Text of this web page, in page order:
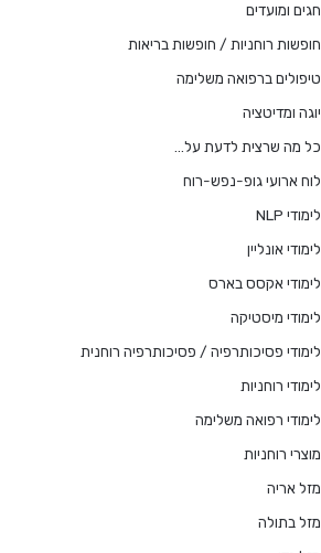
חגים ומועדים
חופשות רוחניות / חופשות בריאות
טיפולים ברפואה משלימה
יוגה ומדיטציה
כל מה שרצית לדעת על…
לוח ארועי גופ-נפש-רוח
לימודי NLP
לימודי אונליין
לימודי אקסס בארס
לימודי מיסטיקה
לימודי פסיכותרפיה / פסיכותרפיה רוחנית
לימודי רוחניות
לימודי רפואה משלימה
מוצרי רוחניות
מזל אריה
מזל בתולה